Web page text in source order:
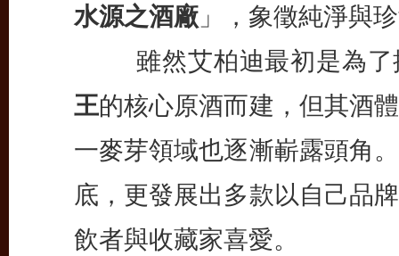
水源之酒廠 」，象徵純淨與
雖然艾柏迪最初是為了
王的核心原酒而建，但其酒
一麥芽領域也逐漸嶄露頭角
底，更發展出多款以自己品
飲者與收藏家喜愛。